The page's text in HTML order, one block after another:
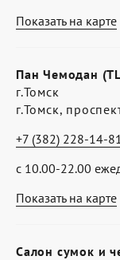
Показать на карте
Показать на карте
Пан Чемодан
г.Томск
г.Томск,
с 10.00-22.00
+7 (382) 228-14-
Салон сумок и